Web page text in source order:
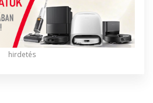
hirdetés